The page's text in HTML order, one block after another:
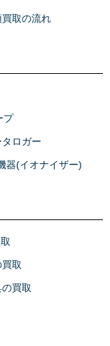
買取の流れ
プ
ロガー
器(イオナイザー)
取
買取